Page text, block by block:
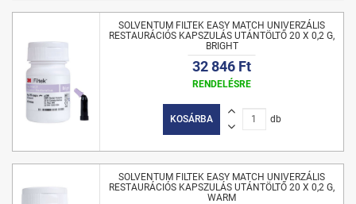
SOLVENTUM FILTEK EASY MATCH UNIVERZÁLIS
RESTAURÁCIÓS KAPSZULÁS UTÁNTÖLTŐ 20 X 0,2 G,
BRIGHT
32 846 Ft
RENDELÉSRE
KOSÁRBA db
SOLVENTUM FILTEK EASY MATCH UNIVERZÁLIS
RESTAURÁCIÓS KAPSZULÁS UTÁNTÖLTŐ 20 X 0,2 G,
WARM